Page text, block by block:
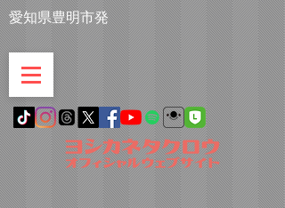
愛知県豊明市発